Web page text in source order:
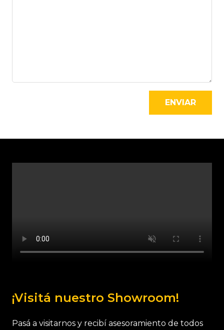
ENVIAR
¡Visitá nuestro Showroom!
Pasá a visitarnos y recibí asesoramiento de todos